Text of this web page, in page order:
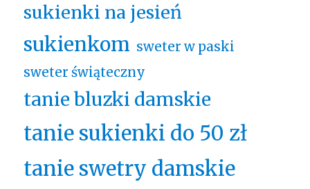
sukienki na jesień
sukienkom sweter w paski
sweter świąteczny
tanie bluzki damskie
tanie sukienki do 50 zł
tanie swetry damskie